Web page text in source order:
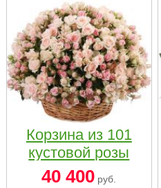
Корзина из 101
кустовой розы
нежных тонов
40 400 руб.